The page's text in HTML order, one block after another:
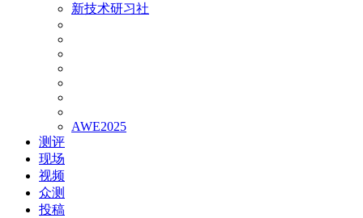
新技术研习社
AWE2025
测评
现场
视频
众测
投稿